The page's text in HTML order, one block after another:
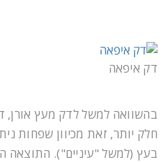
דק איפאה
בהשוואה למשל לדק מעץ אורן,
חלק יותר, זאת מכיוון שפחות
בעץ (למשל "עיניים"). התוצאה